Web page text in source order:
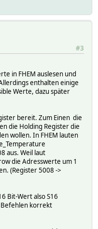
$val/10
1
Total_DC_Power
U32
1
x199
Grid_Frequency
$val/10
1
x199
$val/10
1
x199
Total_PV_Generation
U32
$val/10
1
x199
$val/10
1
x199
Total_Export_Energy
#3
in FHEM auslesen und
enthalten einige
Werte, dazu später
bereit. Zum Einen die
die Holding Register die
wollen. In FHEM lauten
aus. Weil laut
die Adresswerte um 1
(Register 5008 ->
Bit-Wert also S16
Befehlen korrekt